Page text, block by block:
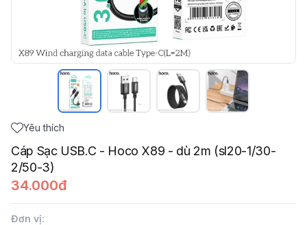
Yêu thích
Cáp Sạc USB.C - Hoco X89 - dù 2m (sl20-1/30-
2/50-3)
34.000đ
Đơn vị: